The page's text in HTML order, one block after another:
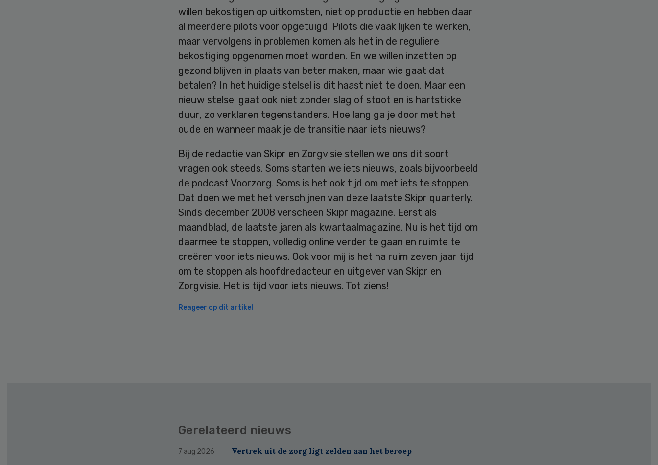
willen bekostigen op uitkomsten, niet op productie en hebben daar
al meerdere pilots voor opgetuigd. Pilots die vaak lijken te werken,
maar vervolgens in problemen komen als het in de reguliere
bekostiging opgenomen moet worden. En we willen inzetten op
gezond blijven in plaats van beter maken, maar wie gaat dat
betalen? In het huidige stelsel is dit haast niet te doen. Maar een
nieuw stelsel gaat ook niet zonder slag of stoot en is hartstikke
duur, zo verklaren tegenstanders. Hoe lang ga je door met het
oude en wanneer maak je de transitie naar iets nieuws?
Bij de redactie van Skipr en Zorgvisie stellen we ons dit soort
vragen ook steeds. Soms starten we iets nieuws, zoals bijvoorbeeld
de podcast Voorzorg. Soms is het ook tijd om met iets te stoppen.
Dat doen we met het verschijnen van deze laatste Skipr quarterly.
Sinds december 2008 verscheen Skipr magazine. Eerst als
maandblad, de laatste jaren als kwartaalmagazine. Nu is het tijd om
daarmee te stoppen, volledig online verder te gaan en ruimte te
creëren voor iets nieuws. Ook voor mij is het na ruim zeven jaar tijd
om te stoppen als hoofdredacteur en uitgever van Skipr en
Zorgvisie. Het is tijd voor iets nieuws. Tot ziens!
Reageer op dit artikel
Gerelateerd nieuws
7 aug 2026 Vertrek uit de zorg ligt zelden aan het beroep